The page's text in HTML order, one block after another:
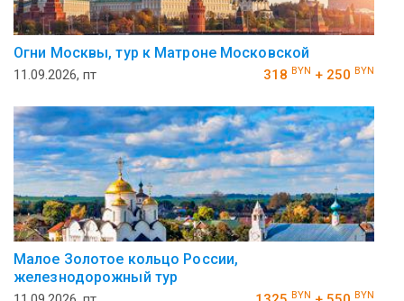
Огни Москвы, тур к Матроне Московской
11.09.2026, пт 318 BYN + 250 BYN
Малое Золотое кольцо России,
железнодорожный тур
BYN BYN